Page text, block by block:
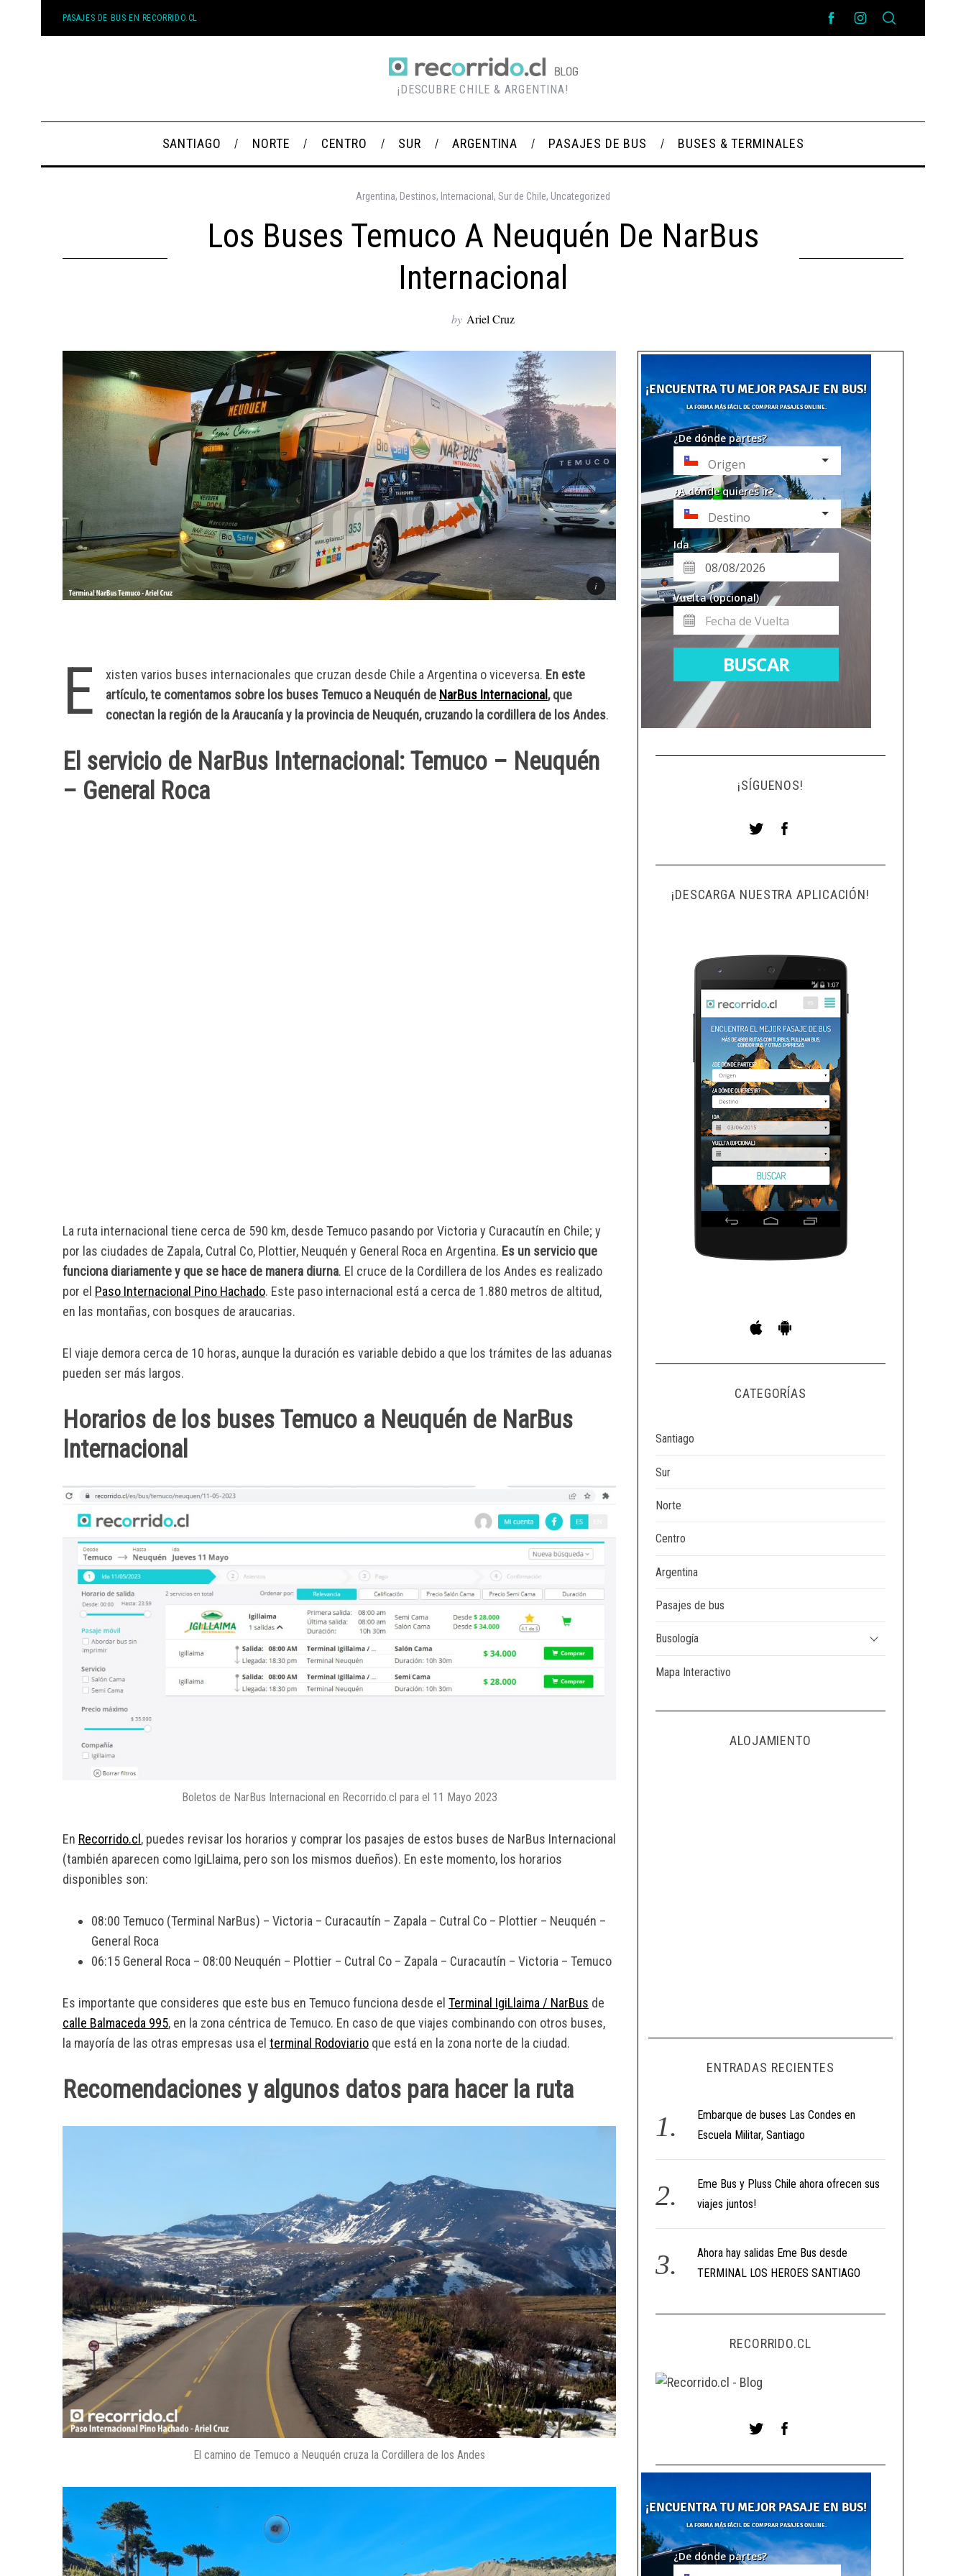
PASAJES DE BUS EN RECORRIDO.CL
¡DESCUBRE CHILE & ARGENTINA!
SANTIAGO NORTE CENTRO SUR ARGENTINA PASAJES DE BUS BUSES & TERMINALES
Argentina, Destinos, Internacional , Sur de Chile, Uncategorized
Los Buses Temuco A Neuquén De NarBus
Internacional
by Ariel Cruz
E xisten varios buses internacionales que cruzan desde Chile a Argentina o viceversa. En este
artículo, te comentamos sobre los buses Temuco a Neuquén de NarBus Internacional , que
conectan la región de la Araucanía y la provincia de Neuquén, cruzando la cordillera de los Andes.
El servicio de NarBus Internacional: Temuco – Neuquén
– General Roca
La ruta internacional tiene cerca de 590 km, desde Temuco pasando por Victoria y Curacautín en Chile; y
por las ciudades de Zapala, Cutral Co, Plottier, Neuquén y General Roca en Argentina. Es un servicio que
funciona diariamente y que se hace de manera diurna. El cruce de la Cordillera de los Andes es realizado
por el Paso Internacional Pino Hachado. Este paso internacional está a cerca de 1.880 metros de altitud,
en las montañas, con bosques de araucarias.
El viaje demora cerca de 10 horas, aunque la duración es variable debido a que los trámites de las aduanas
pueden ser más largos.
Horarios de los buses Temuco a Neuquén de NarBus
Internacional
Boletos de NarBus Internacional en Recorrido.cl para el 11 Mayo 2023
En Recorrido.cl, puedes revisar los horarios y comprar los pasajes de estos buses de NarBus Internacional
(también aparecen como IgiLlaima, pero son los mismos dueños). En este momento, los horarios
disponibles son:
08:00 Temuco (Terminal NarBus) – Victoria – Curacautín – Zapala – Cutral Co – Plottier – Neuquén –
General Roca
06:15 General Roca – 08:00 Neuquén – Plottier – Cutral Co – Zapala – Curacautín – Victoria – Temuco
Es importante que consideres que este bus en Temuco funciona desde el Terminal IgiLlaima / NarBus de
calle Balmaceda 995, en la zona céntrica de Temuco. En caso de que viajes combinando con otros buses,
la mayoría de las otras empresas usa el terminal Rodoviario que está en la zona norte de la ciudad.
Recomendaciones y algunos datos para hacer la ruta
El camino de Temuco a Neuquén cruza la Cordillera de los Andes
¡SÍGUENOS!
¡DESCARGA NUESTRA APLICACIÓN!
CATEGORÍAS
Santiago
Sur
Norte
Centro
Argentina
Pasajes de bus
Busología
Mapa Interactivo
ALOJAMIENTO
ENTRADAS RECIENTES
Embarque de buses Las Condes en
Escuela Militar, Santiago
Eme Bus y Pluss Chile ahora ofrecen sus
viajes juntos!
Ahora hay salidas Eme Bus desde
TERMINAL LOS HEROES SANTIAGO
RECORRIDO.CL
S
e
h
f
r